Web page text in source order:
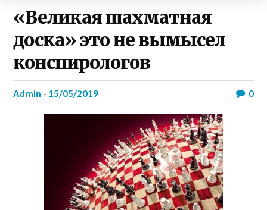
«Великая шахматная
доска» это не вымысел
конспирологов
admin - 15/05/2019 0